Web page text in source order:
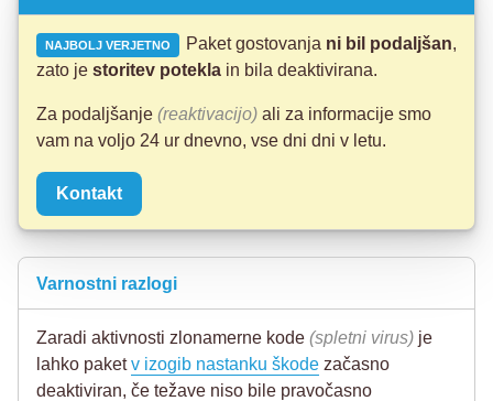
NAJBOLJ VERJETNO Paket gostovanja ni bil podaljšan,
zato je storitev potekla in bila deaktivirana.
Za podaljšanje (reaktivacijo) ali za informacije smo
vam na voljo 24 ur dnevno, vse dni dni v letu.
Kontakt
Varnostni razlogi
Zaradi aktivnosti zlonamerne kode (spletni virus) je
lahko paketv izogib nastanku škode začasno
deaktiviran, če težave niso bile pravočasno